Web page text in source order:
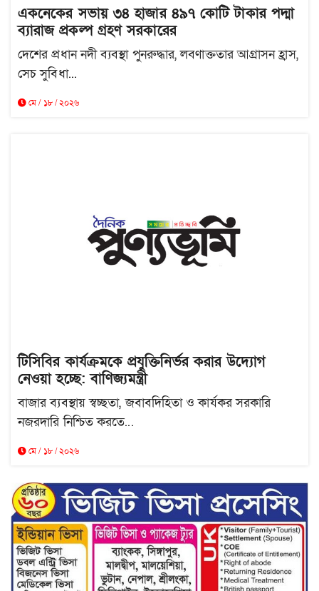
একনেকের সভায় ৩৪ হাজার ৪৯৭ কোটি টাকার পদ্মা
ব্যারাজ প্রকল্প গ্রহণ সরকারের
দেশের প্রধান নদী ব্যবস্থা পুনরুদ্ধার, লবণাক্ততার আগ্রাসন হ্রাস,
সেচ সুবিধা...
মে / ১৮ / ২০২৬
টিসিবির কার্যক্রমকে প্রযুক্তিনির্ভর করার উদ্যোগ
নেওয়া হচ্ছে: বাণিজ্যমন্ত্রী
বাজার ব্যবস্থায় স্বচ্ছতা, জবাবদিহিতা ও কার্যকর সরকারি
নজরদারি নিশ্চিত করতে...
মে / ১৮ / ২০২৬